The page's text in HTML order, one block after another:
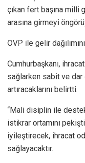
çıkan fert başına
arasına girmeyi
OVP ile gelir
Cumhurbaşkanı,
sağlarken sabit ve
artıracaklarını belirtti.
“Mali disiplin ile
istikrar ortamını
iyileştirecek, ihracat
sağlayacaktır.